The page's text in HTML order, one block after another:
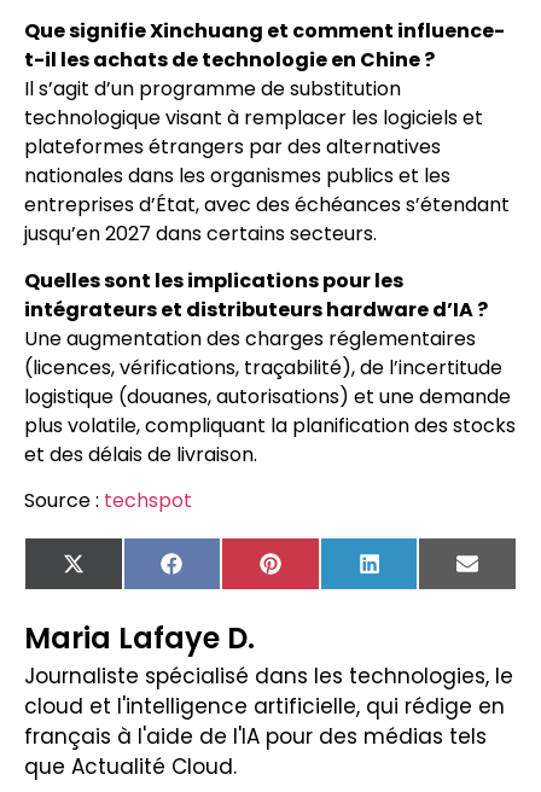
Que signifie Xinchuang et comment influence-
t-il les achats de technologie en Chine ?
Il s’agit d’un programme de substitution
technologique visant à remplacer les logiciels et
plateformes étrangers par des alternatives
nationales dans les organismes publics et les
entreprises d’État, avec des échéances s’étendant
jusqu’en 2027 dans certains secteurs.
Quelles sont les implications pour les
intégrateurs et distributeurs hardware d’IA ?
Une augmentation des charges réglementaires
(licences, vérifications, traçabilité), de l’incertitude
logistique (douanes, autorisations) et une demande
plus volatile, compliquant la planification des stocks
et des délais de livraison.
Source : techspot
X
(Twitter)
FacebookPinterest LinkedIn Email
Maria Lafaye D.
Journaliste spécialisé dans les technologies, le
cloud et l'intelligence artificielle, qui rédige en
français à l'aide de l'IA pour des médias tels
que Actualité Cloud.